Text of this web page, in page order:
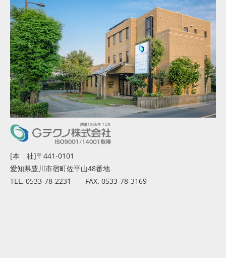
[本 社]〒441-0101
愛知県豊川市宿町佐平山48番地
TEL. 0533-78-2231 FAX. 0533-78-3169